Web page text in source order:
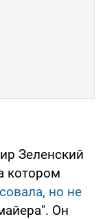
Зеленский
котором
но не
Он